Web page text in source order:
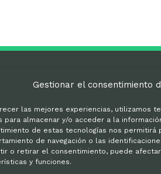
Gestionar el consentimiento
las mejores experiencias, utilizamos
para almacenar y/o acceder a la
de estas tecnologías nos permitirá
de navegación o las
o retirar el consentimiento, puede
y funciones.